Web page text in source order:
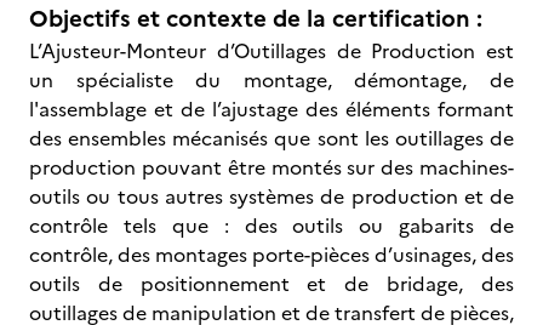
Objectifs et contexte de la certification :
L’Ajusteur-Monteur d’Outillages de Production est
un spécialiste du montage, démontage, de
l'assemblage et de l’ajustage des éléments formant
des ensembles mécanisés que sont les outillages de
production pouvant être montés sur des machines-
outils ou tous autres systèmes de production et de
contrôle tels que : des outils ou gabarits de
contrôle, des montages porte-pièces d’usinages, des
outils de positionnement et de bridage, des
outillages de manipulation et de transfert de pièces,